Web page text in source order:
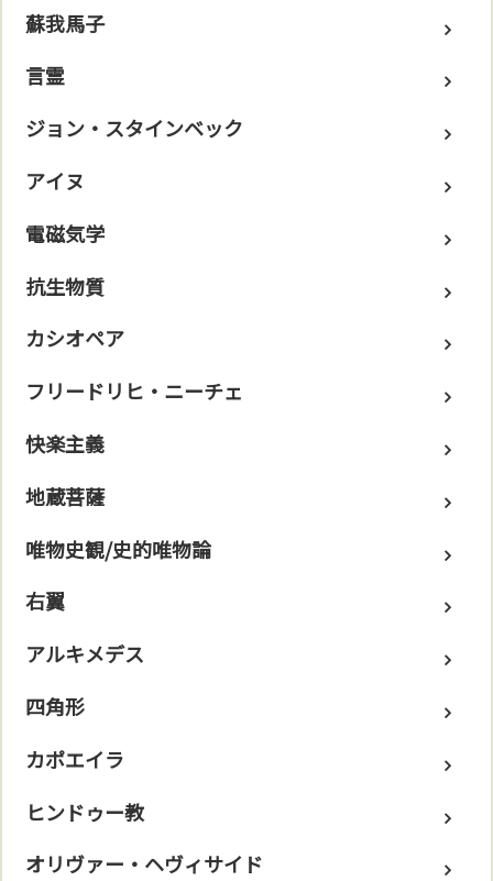
蘇我馬子
言霊
ジョン・スタインベック
アイヌ
電磁気学
抗生物質
カシオペア
フリードリヒ・ニーチェ
快楽主義
地蔵菩薩
唯物史観/史的唯物論
右翼
アルキメデス
四角形
カポエイラ
ヒンドゥー教
オリヴァー・ヘヴィサイド